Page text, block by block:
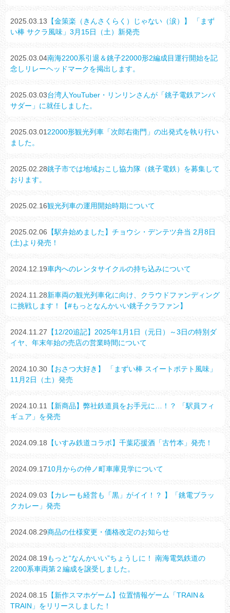
2025.03.13 【金策楽（きんさくらく）じゃない（涙）】 「まず
い棒 サクラ風味」3月15日（土）新発売
2025.03.04南海2200系引退＆銚子22000形2編成目運行開始を記
念しリレーヘッドマークを掲出します。
2025.03.03台湾人YouTuber・リンリンさんが「銚子電鉄アンバ
サダー」に就任しました。
2025.03.01 22000形観光列車「次郎右衛門」の出発式を執り行い
ました。
2025.02.28銚子市では地域おこし協力隊（銚子電鉄）を募集して
おります。
2025.02.16観光列車の運用開始時期について
2025.02.06 【駅弁始めました】チョウシ・デンテツ弁当 2月8日
(土)より発売！
2024.12.19車内へのレンタサイクルの持ち込みについて
2024.11.28新車両の観光列車化に向け、クラウドファンディング
に挑戦します！【#もっとなんかいい銚子クラファン】
2024.11.27 【12/20追記】2025年1月1日（元日）～3日の特別ダ
イヤ、年末年始の売店の営業時間について
2024.10.30 【おさつ大好き】 「まずい棒 スイートポテト風味」
11月2日（土）発売
2024.10.11
【新商品】弊社鉄道員をお手元に…！？ 「駅員フィ
ギュア」を発売
2024.09.18 【いすみ鉄道コラボ】千葉応援酒「古竹本」発売！
2024.09.1710月からの仲ノ町車庫見学について
2024.09.03 【カレーも経営も「黒」がイイ！？ 】「銚電ブラッ
クカレー」発売
2024.08.29商品の仕様変更・価格改定のお知らせ
2024.08.19もっと“なんかいい”ちょうしに！ 南海電気鉄道の
2200系車両第２編成を譲受しました。
2024.08.15 【新作スマホゲーム】位置情報ゲーム「TRAIN＆
TRAIN」をリリースしました！